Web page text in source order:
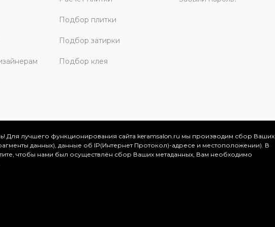
Подбор плитки
Подбор затирки
Подбор клея
и Московской области, 2026
представлена на сайте в ознакомительных целях и ни
определяемой положениями Статьи 437 (2) Гражданского
Для лучшего функционирования сайта keramsalon.ru мы производим сбор Ваших
данных), данные об IP(Интернет Протокол)-адресе и местоположении). В
чтобы нами был осуществлён сбор Ваших метаданных, Вам необходимо